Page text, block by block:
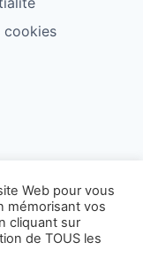
cookies
Web pour vous
mémorisant vos
cliquant sur
de TOUS les